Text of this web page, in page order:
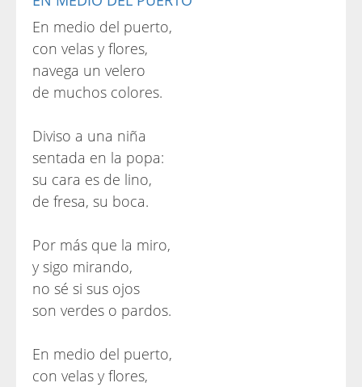
En medio del puerto,
con velas y flores,
navega un velero
de muchos colores.
Diviso a una niña
sentada en la popa:
su cara es de lino,
de fresa, su boca.
Por más que la miro,
y sigo mirando,
no sé si sus ojos
son verdes o pardos.
En medio del puerto,
con velas y flores,